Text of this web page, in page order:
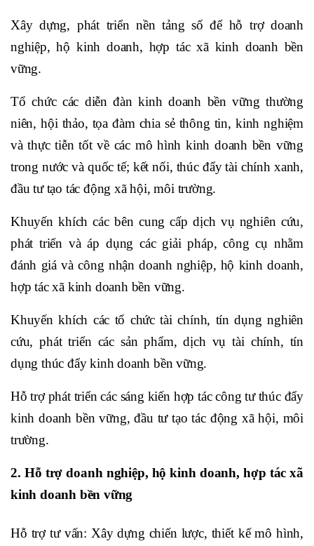
Xây dựng, phát triển nền tảng số để hỗ trợ doanh
nghiệp, hộ kinh doanh, hợp tác xã kinh doanh bền
vững.
Tổ chức các diễn đàn kinh doanh bền vững thường
niên, hội thảo, tọa đàm chia sẻ thông tin, kinh nghiệm
và thực tiễn tốt về các mô hình kinh doanh bền vững
trong nước và quốc tế; kết nối, thúc đẩy tài chính xanh,
đầu tư tạo tác động xã hội, môi trường.
Khuyến khích các bên cung cấp dịch vụ nghiên cứu,
phát triển và áp dụng các giải pháp, công cụ nhằm
đánh giá và công nhận doanh nghiệp, hộ kinh doanh,
hợp tác xã kinh doanh bền vững.
Khuyến khích các tổ chức tài chính, tín dụng nghiên
cứu, phát triển các sản phẩm, dịch vụ tài chính, tín
dụng thúc đẩy kinh doanh bền vững.
Hỗ trợ phát triển các sáng kiến hợp tác công tư thúc đẩy
kinh doanh bền vững, đầu tư tạo tác động xã hội, môi
trường.
2. Hỗ trợ doanh nghiệp, hộ kinh doanh, hợp tác xã
kinh doanh bền vững
Hỗ trợ tư vấn: Xây dựng chiến lược, thiết kế mô hình,